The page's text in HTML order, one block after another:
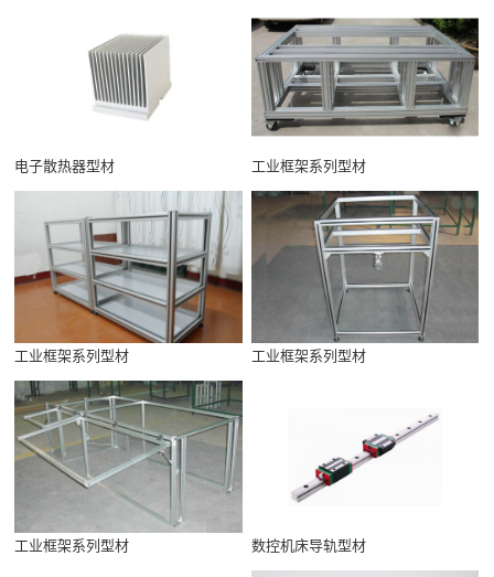
电子散热器型材 工业框架系列型材
工业框架系列型材 工业框架系列型材
工业框架系列型材 数控机床导轨型材